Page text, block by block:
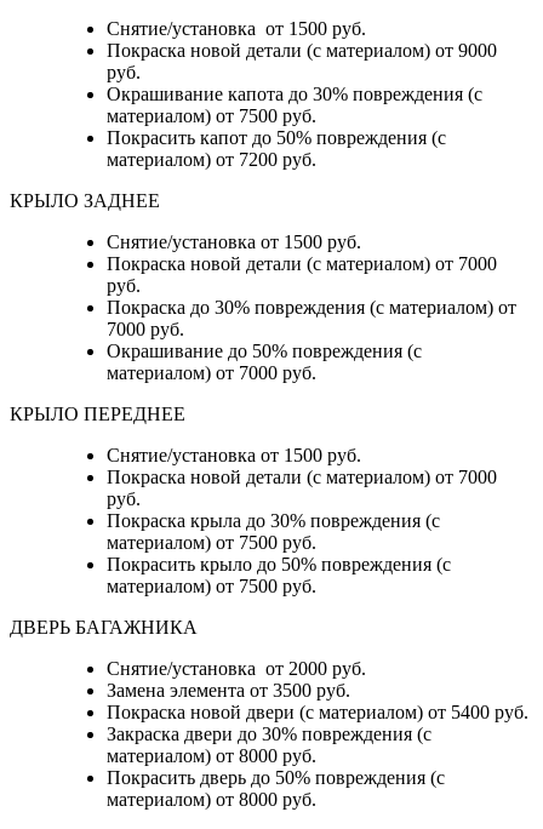
Снятие/установка от 1500 руб.
Покраска новой детали (с материалом) от 9000
руб.
Окрашивание капота до 30% повреждения (с
материалом) от 7500 руб.
Покрасить капот до 50% повреждения (с
материалом) от 7200 руб.
КРЫЛО ЗАДНЕЕ
Снятие/установка от 1500 руб.
Покраска новой детали (с материалом) от 7000
руб.
Покраска до 30% повреждения (с материалом) от
7000 руб.
Окрашивание до 50% повреждения (с
материалом) от 7000 руб.
КРЫЛО ПЕРЕДНЕЕ
Снятие/установка от 1500 руб.
Покраска новой детали (с материалом) от 7000
руб.
Покраска крыла до 30% повреждения (с
материалом) от 7500 руб.
Покрасить крыло до 50% повреждения (с
материалом) от 7500 руб.
ДВЕРЬ БАГАЖНИКА
Снятие/установка от 2000 руб.
Замена элемента от 3500 руб.
Покраска новой двери (с материалом) от 5400 руб.
Закраска двери до 30% повреждения (с
материалом) от 8000 руб.
Покрасить дверь до 50% повреждения (с
материалом) от 8000 руб.